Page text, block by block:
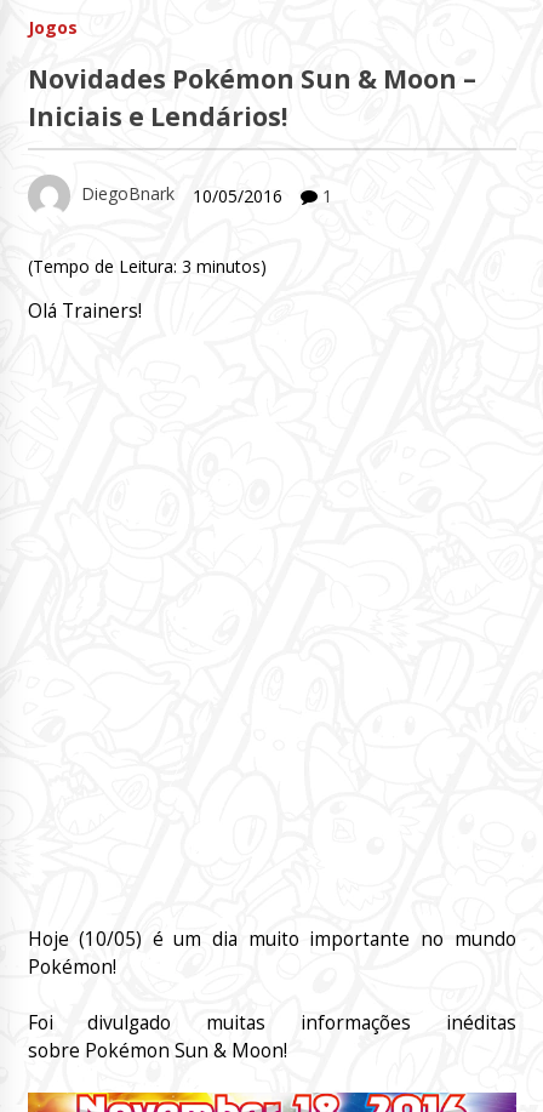
Jogos
Novidades Pokémon Sun & Moon –
Iniciais e Lendários!
DiegoBnark 10/05/2016 1
(Tempo de Leitura: 3 minutos)
Olá Trainers!
Hoje (10/05) é um dia muito importante no mundo
Pokémon!
Foi divulgado muitas informações inéditas
sobre Pokémon Sun & Moon!